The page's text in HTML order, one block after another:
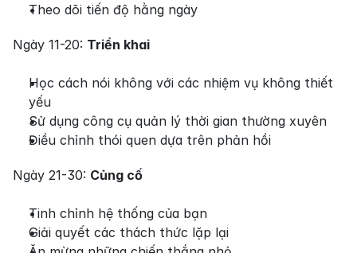
Theo dõi tiến độ hằng ngày
Ngày 11-20: Triển khai
Học cách nói không với các nhiệm vụ không thiết
yếu
Sử dụng công cụ quản lý thời gian thường xuyên
Điều chỉnh thói quen dựa trên phản hồi
Ngày 21-30: Củng cố
Tinh chỉnh hệ thống của bạn
Giải quyết các thách thức lặp lại